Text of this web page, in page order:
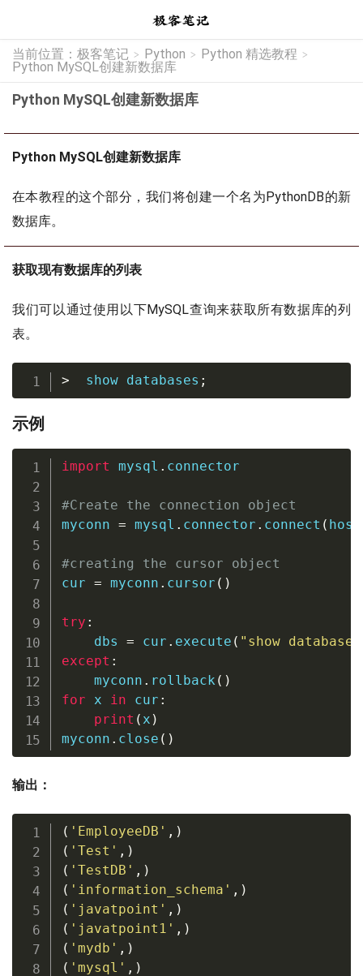
当前位置： 极客笔记 > Python > Python 精选教程 >
Python MySQL创建新数据库
Python MySQL创建新数据库
Python MySQL创建新数据库
在本教程的这个部分，我们将创建一个名为PythonDB的新
数据库。
获取现有数据库的列表
我们可以通过使用以下MySQL查询来获取所有数据库的列
表。
>
  show databases
;
示例
import mysql . connector
#Create the connection object
myconn = mysql . connector . connect (
#creating the cursor object
cur = myconn . cursor ( )
try :
    dbs
= cur . execute ( "show
except :
    myconn
. rollback ( )
for x in cur :
print ( x )
myconn . close ( )
输出：
( 'EmployeeDB' , )
( 'Test' , )
( 'TestDB' , )
( 'information_schema' , )
( 'javatpoint' , )
( 'javatpoint1' , )
( 'mydb' , )
( 'mysql' , )